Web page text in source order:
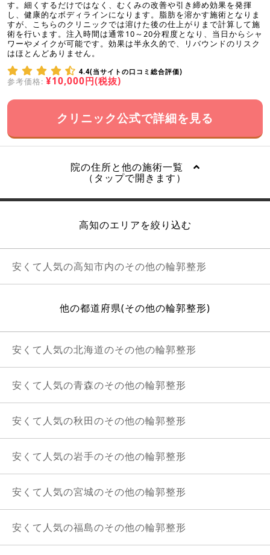
す。細くするだけではなく、むくみの改善や引き締め効果を発揮
し、健康的なボディラインになります。脂肪を溶かす施術となりま
すが、こちらのクリニックでは溶けた後の仕上がりまで計算して施
術を行います。注入時間は通常10～20分程度となり、当日からシャ
ワーやメイクが可能です。効果は半永久的で、リバウンドのリスク
はほとんどありません。
4.4(当サイトの口コミ総合評価)
参考価格: ¥10,000円(税抜)
クリニック公式で詳細を見る
院の住所と他の施術一覧
（タップで開きます）
高知のエリアを絞り込む
安くて人気の高知市内のその他の輪郭整形
他の都道府県(その他の輪郭整形)
安くて人気の北海道のその他の輪郭整形
安くて人気の青森のその他の輪郭整形
安くて人気の秋田のその他の輪郭整形
安くて人気の岩手のその他の輪郭整形
安くて人気の宮城のその他の輪郭整形
安くて人気の福島のその他の輪郭整形